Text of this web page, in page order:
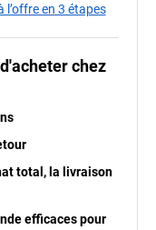
l’offre en 3 étapes
chez
total, la livraison
efficaces pour